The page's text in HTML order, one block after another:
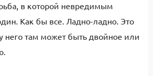
в которой невредимым
Как бы все. Ладно-ладно. Это
него там может быть двойное или